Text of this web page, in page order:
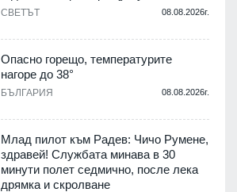
СВЕТЪТ 08.08.2026г.
Опасно горещо, температурите
нагоре до 38°
БЪЛГАРИЯ 08.08.2026г.
Млад пилот към Радев: Чичо Румене,
здравей! Службата минава в 30
минути полет седмично, после лека
дрямка и скролване